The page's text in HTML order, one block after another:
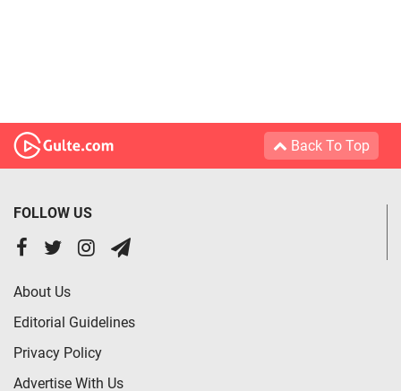
Back To Top
FOLLOW US
About Us
Editorial Guidelines
Privacy Policy
Advertise With Us